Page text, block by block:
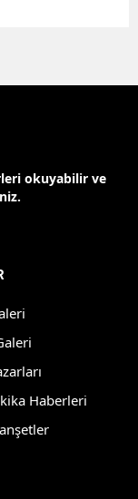
okuyabilir ve
Haberleri